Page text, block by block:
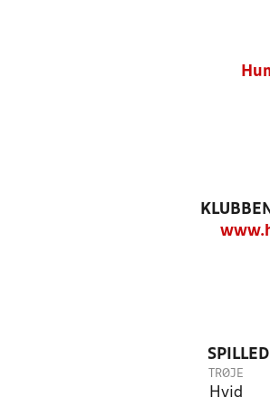
TRØJE
Hvid